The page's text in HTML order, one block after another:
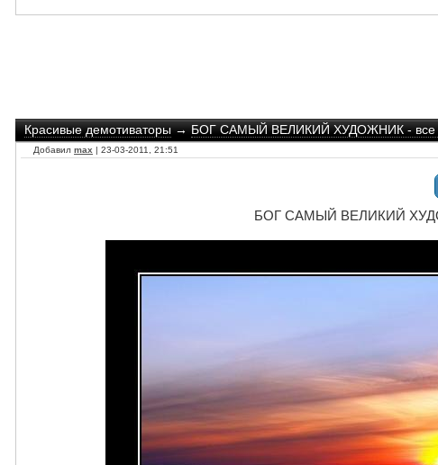
Красивые демотиваторы→БОГ САМЫЙ ВЕЛИКИЙ ХУДОЖНИК - все
Добавил max | 23-03-2011, 21:51
БОГ САМЫЙ ВЕЛИКИЙ